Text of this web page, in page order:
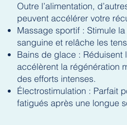
Outre l’alimentation,
peuvent accélérer votre
Massage sportif : Stimule
sanguine et relâche les
Bains de glace : Réduisent
accélèrent la régénération
des efforts intenses.
Électrostimulation : Parfait
fatigués après une longue